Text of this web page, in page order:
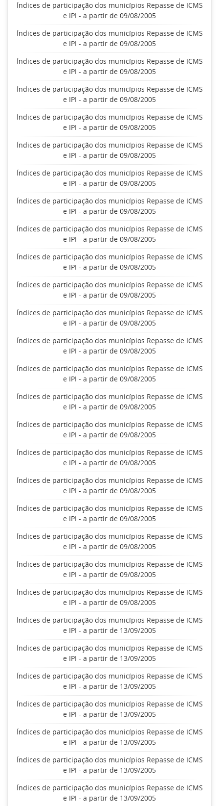
Índices de participação dos municípios Repasse de ICMS
e IPI - a partir de 09/08/2005
Índices de participação dos municípios Repasse de ICMS
e IPI - a partir de 09/08/2005
Índices de participação dos municípios Repasse de ICMS
e IPI - a partir de 09/08/2005
Índices de participação dos municípios Repasse de ICMS
e IPI - a partir de 09/08/2005
Índices de participação dos municípios Repasse de ICMS
e IPI - a partir de 09/08/2005
Índices de participação dos municípios Repasse de ICMS
e IPI - a partir de 09/08/2005
Índices de participação dos municípios Repasse de ICMS
e IPI - a partir de 09/08/2005
Índices de participação dos municípios Repasse de ICMS
e IPI - a partir de 09/08/2005
Índices de participação dos municípios Repasse de ICMS
e IPI - a partir de 09/08/2005
Índices de participação dos municípios Repasse de ICMS
e IPI - a partir de 09/08/2005
Índices de participação dos municípios Repasse de ICMS
e IPI - a partir de 09/08/2005
Índices de participação dos municípios Repasse de ICMS
e IPI - a partir de 09/08/2005
Índices de participação dos municípios Repasse de ICMS
e IPI - a partir de 09/08/2005
Índices de participação dos municípios Repasse de ICMS
e IPI - a partir de 09/08/2005
Índices de participação dos municípios Repasse de ICMS
e IPI - a partir de 09/08/2005
Índices de participação dos municípios Repasse de ICMS
e IPI - a partir de 09/08/2005
Índices de participação dos municípios Repasse de ICMS
e IPI - a partir de 09/08/2005
Índices de participação dos municípios Repasse de ICMS
e IPI - a partir de 09/08/2005
Índices de participação dos municípios Repasse de ICMS
e IPI - a partir de 09/08/2005
Índices de participação dos municípios Repasse de ICMS
e IPI - a partir de 09/08/2005
Índices de participação dos municípios Repasse de ICMS
e IPI - a partir de 09/08/2005
Índices de participação dos municípios Repasse de ICMS
e IPI - a partir de 09/08/2005
Índices de participação dos municípios Repasse de ICMS
e IPI - a partir de 13/09/2005
Índices de participação dos municípios Repasse de ICMS
e IPI - a partir de 13/09/2005
Índices de participação dos municípios Repasse de ICMS
e IPI - a partir de 13/09/2005
Índices de participação dos municípios Repasse de ICMS
e IPI - a partir de 13/09/2005
Índices de participação dos municípios Repasse de ICMS
e IPI - a partir de 13/09/2005
Índices de participação dos municípios Repasse de ICMS
e IPI - a partir de 13/09/2005
Índices de participação dos municípios Repasse de ICMS
e IPI - a partir de 13/09/2005